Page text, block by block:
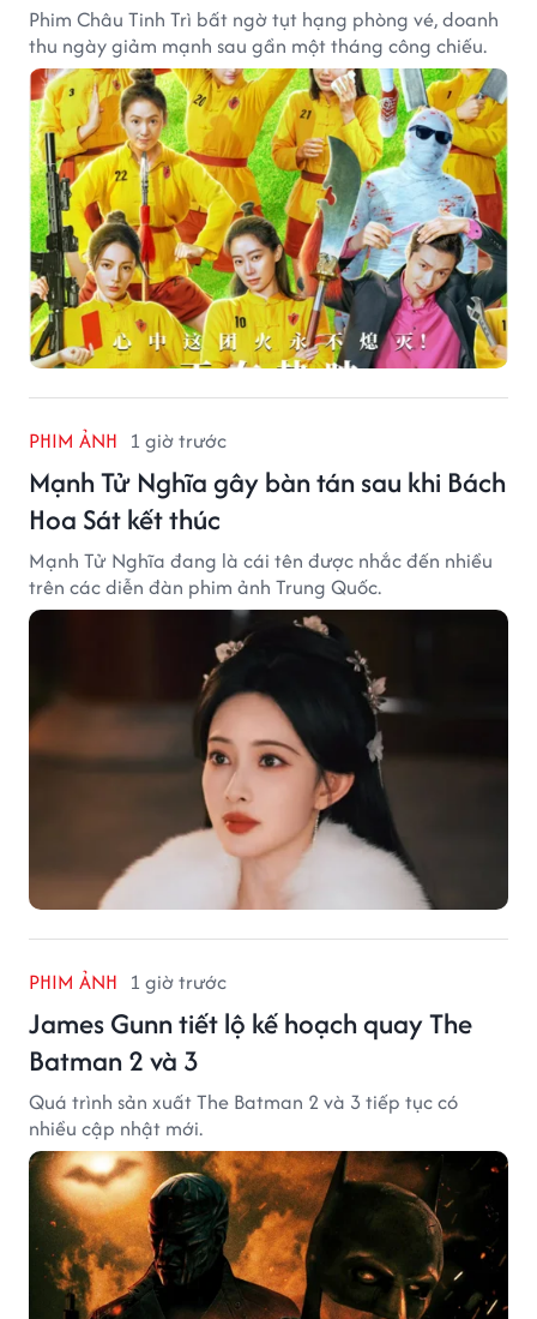
Phim Châu Tinh Trì bất ngờ tụt hạng phòng vé, doanh
thu ngày giảm mạnh sau gần một tháng công chiếu.
PHIM ẢNH 1 giờ trước
Mạnh Tử Nghĩa gây bàn tán sau khi Bách
Hoa Sát kết thúc
Mạnh Tử Nghĩa đang là cái tên được nhắc đến nhiều
trên các diễn đàn phim ảnh Trung Quốc.
PHIM ẢNH 1 giờ trước
James Gunn tiết lộ kế hoạch quay The
Batman 2 và 3
Quá trình sản xuất The Batman 2 và 3 tiếp tục có
nhiều cập nhật mới.